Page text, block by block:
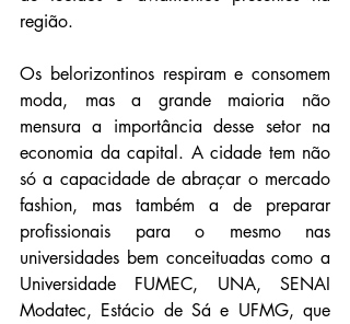
região.
Os belorizontinos respiram e consomem
moda, mas a grande maioria não
mensura a importância desse setor na
economia da capital. A cidade tem não
só a capacidade de abraçar o mercado
fashion, mas também a de preparar
profissionais para o mesmo nas
universidades bem conceituadas como a
Universidade FUMEC, UNA, SENAI
Modatec, Estácio de Sá e UFMG, que